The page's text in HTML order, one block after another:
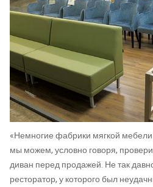
«Немногие фабрики мягкой
мы можем, условно говоря,
диван перед продажей. Не так
ресторатор, у которого был